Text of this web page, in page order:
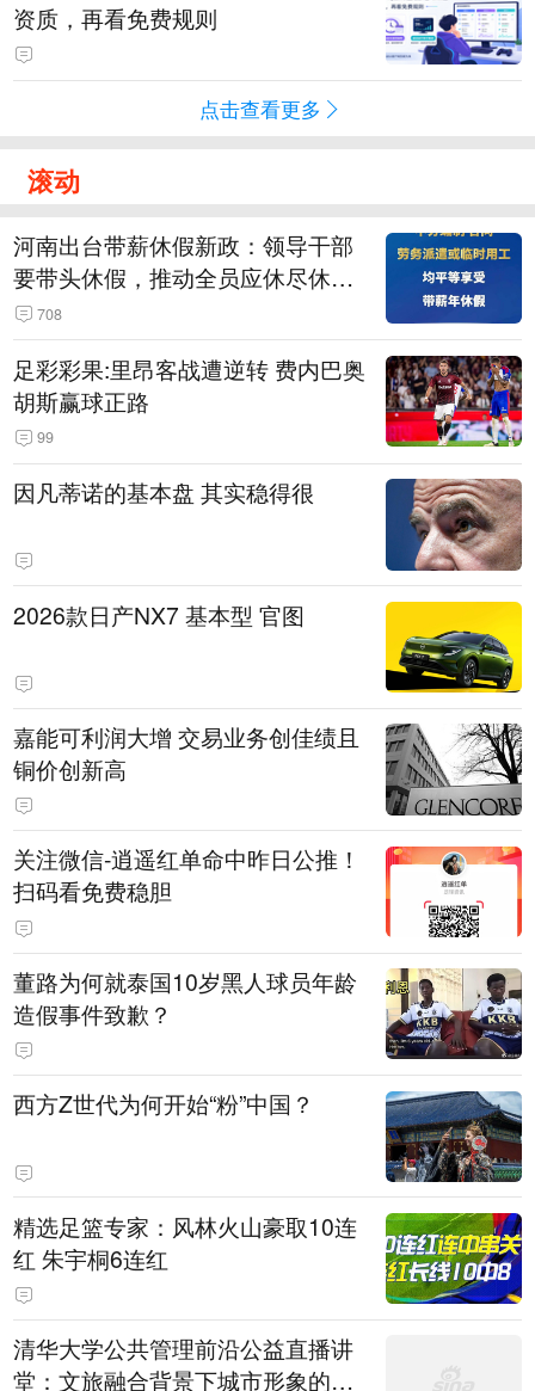
资质，再看免费规则
点击查看更多
滚动
河南出台带薪休假新政：领导干部
要带头休假，推动全员应休尽休、
休满休足，对纸面休假、弄虚作假
的机关事业单位约谈通报、限期整
改
708
足彩彩果:里昂客战遭逆转 费内巴奥
胡斯赢球正路
99
因凡蒂诺的基本盘 其实稳得很
2026款日产NX7 基本型 官图
嘉能可利润大增 交易业务创佳绩且
铜价创新高
关注微信-逍遥红单命中昨日公推！
扫码看免费稳胆
董路为何就泰国10岁黑人球员年龄
造假事件致歉？
西方Z世代为何开始“粉”中国？
精选足篮专家：风林火山豪取10连
红 朱宇桐6连红
清华大学公共管理前沿公益直播讲
堂：文旅融合背景下城市形象的构